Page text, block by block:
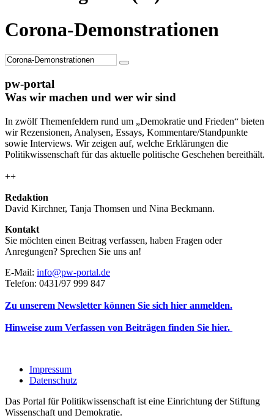
Corona-Demonstrationen
pw-portal
Was wir machen und wer wir sind
In zwölf Themenfeldern rund um „Demokratie und Frieden“ bieten
wir Rezensionen, Analysen, Essays, Kommentare/Standpunkte
sowie Interviews. Wir zeigen auf, welche Erklärungen die
Politikwissenschaft für das aktuelle politische Geschehen bereithält.
++
Redaktion
David Kirchner, Tanja Thomsen und Nina Beckmann.
Kontakt
Sie möchten einen Beitrag verfassen, haben Fragen oder
Anregungen? Sprechen Sie uns an!
E-Mail: info@pw-portal.de
Telefon: 0431/97 999 847
Zu unserem Newsletter können Sie sich hier anmelden.
Hinweise zum Verfassen von Beiträgen finden Sie hier.
Impressum
Datenschutz
Das Portal für Politikwissenschaft ist eine Einrichtung der Stiftung
Wissenschaft und Demokratie.